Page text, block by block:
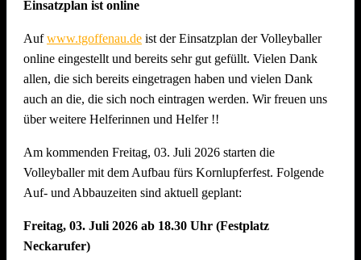
Beleuchtung
Freitag, 17. Juli 2026 ab 16.00 Uhr
Restarbeiten, Fertigstellung Gelände und Inbetriebnahme
technische Gerätschaften
Samstag, 18. Juli 2026 ab 09.00 Uhr
Dekoration Festplatz, Preisaushang, Herstellung Salate
Dienstag, 21. Juli 2026 ab 09.00 Uhr
Einsatzplan ist online
Aufwww.tgoffenau.de ist der Einsatzplan der Volleyballer
online eingestellt und bereits sehr gut gefüllt. Vielen Dank
allen, die sich bereits eingetragen haben und vielen Dank
auch an die, die sich noch eintragen werden. Wir freuen uns
über weitere Helferinnen und Helfer !!
Am kommenden Freitag, 03. Juli 2026 starten die
Volleyballer mit dem Aufbau fürs Kornlupferfest. Folgende
Auf- und Abbauzeiten sind aktuell geplant:
Freitag, 03. Juli 2026 ab 18.30 Uhr (Festplatz
Neckarufer)